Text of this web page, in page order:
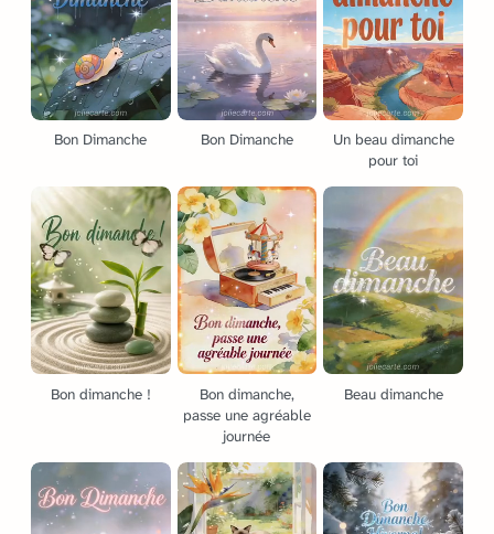
Bon Dimanche Bon Dimanche
Un beau dimanche
pour toi
Bon dimanche !
Bon dimanche,
passe une agréable
journée
Beau dimanche